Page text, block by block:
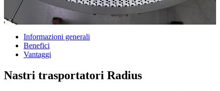
Informazioni generali
Benefici
Vantaggi
Nastri trasportatori Radius